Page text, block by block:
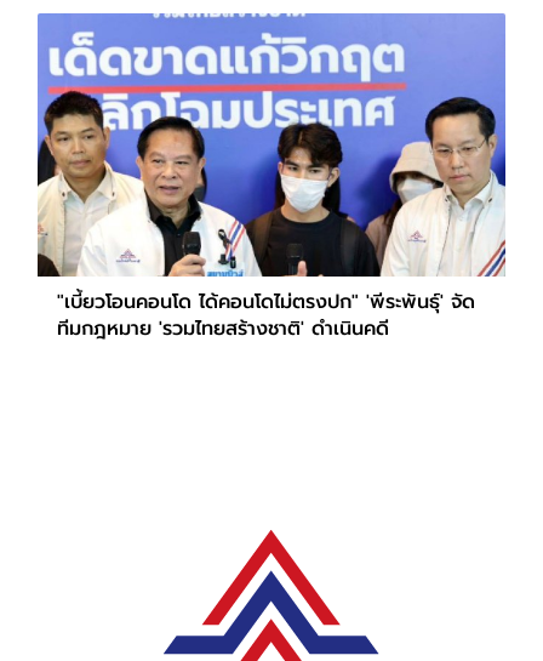
"เบี้ยวโอนคอนโด ได้คอนโดไม่ตรงปก" 'พีระพันธุ์' จัด
ทีมกฎหมาย 'รวมไทยสร้างชาติ' ดำเนินคดี